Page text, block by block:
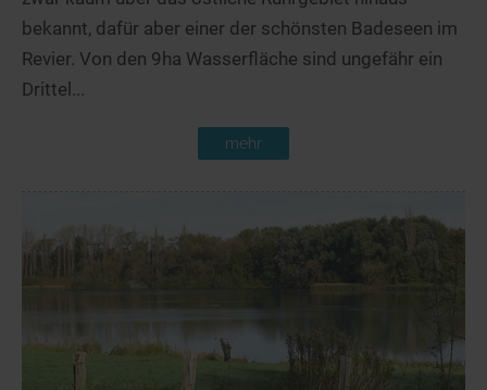
bekannt, dafür aber einer der schönsten Badeseen im
Revier. Von den 9ha Wasserfläche sind ungefähr ein
Drittel...
mehr